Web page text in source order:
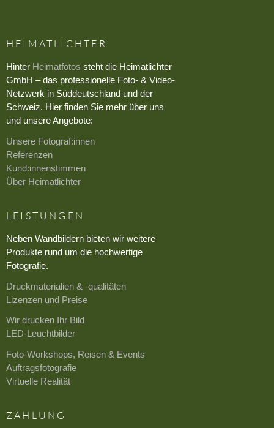
HEIMATLICHTER
Hinter Heimatfotos steht die Heimatlichter
GmbH – das professionelle Foto- & Video-
Netzwerk in Süddeutschland und der
Schweiz. Hier finden Sie mehr über uns
und unsere Angebote:
Unsere Fotograf:innen
Referenzen
Kund:innenstimmen
Über Heimatlichter
LEISTUNGEN
Neben Wandbildern bieten wir weitere
Produkte rund um die hochwertige
Fotografie.
Druckmaterialien & -qualitäten
Lizenzen und Preise
Wir drucken Ihr Bild
LED-Leuchtbilder
Foto-Workshops, Reisen & Events
Auftragsfotografie
Virtuelle Realität
ZAHLUNG